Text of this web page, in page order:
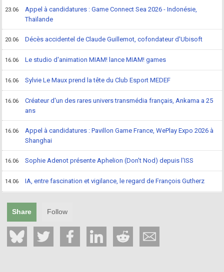
23.06
Appel à candidatures : Game Connect Sea 2026 - Indonésie,
Thaïlande
20.06 Décès accidentel de Claude Guillemot, cofondateur d'Ubisoft
16.06 Le studio d'animation MIAM! lance MIAM! games
16.06 Sylvie Le Maux prend la tête du Club Esport MEDEF
16.06
Créateur d'un des rares univers transmédia français, Ankama a 25
ans
16.06
Appel à candidatures : Pavillon Game France, WePlay Expo 2026 à
Shanghai
16.06 Sophie Adenot présente Aphelion (Don't Nod) depuis l'ISS
14.06 IA, entre fascination et vigilance, le regard de François Gutherz
Share Follow